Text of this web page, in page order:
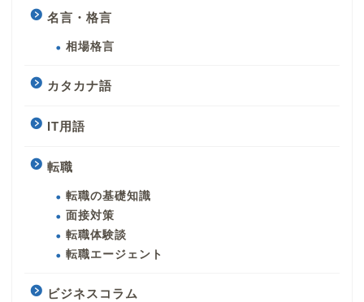
名言・格言
相場格言
カタカナ語
IT用語
転職
転職の基礎知識
面接対策
転職体験談
転職エージェント
ビジネスコラム